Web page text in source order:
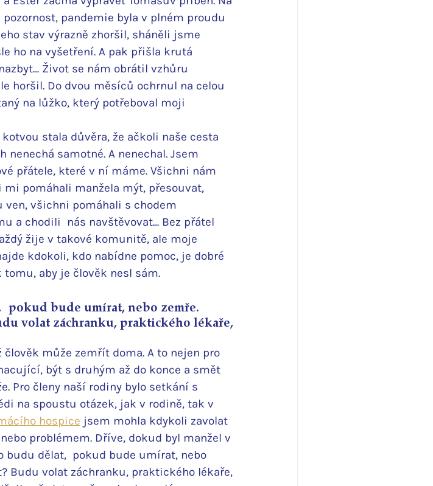
pandemie byla v plném proudu
stav výrazně zhoršil, sháněli jsme
ho na vyšetření. A pak přišla krutá
Život se nám obrátil vzhůru
horšil. Do dvou měsíců ochrnul na celou
na lůžko, který potřeboval moji
stala důvěra, že ačkoli naše cesta
samotné. A nenechal. Jsem
přátele, které v ní máme. Všichni nám
pomáhali manžela mýt, přesouvat,
všichni pomáhali s chodem
a chodili  nás navštěvovat… Bez přátel
žije v takové komunitě, ale moje
kdokoli, kdo nabídne pomoc, je dobré
aby je člověk nesl sám.
pokud bude umírat, nebo zemře.
volat záchranku, praktického lékaře,
může zemřít doma. A to nejen pro
být s druhým až do konce a smět
Pro členy naší rodiny bylo setkání s
na spoustu otázek, jak v rodině, tak v
hospice jsem mohla kdykoli zavolat
problémem. Dříve, dokud byl manžel v
dělat,  pokud bude umírat, nebo
Budu volat záchranku, praktického lékaře,